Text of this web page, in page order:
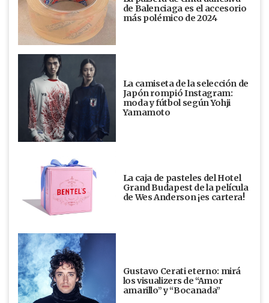
de Balenciaga es el accesorio
más polémico de 2024
La camiseta de la selección de
Japón rompió Instagram:
moda y fútbol según Yohji
Yamamoto
La caja de pasteles del Hotel
Grand Budapest de la película
de Wes Anderson ¡es cartera!
Gustavo Cerati eterno: mirá
los visualizers de “Amor
amarillo” y “Bocanada”